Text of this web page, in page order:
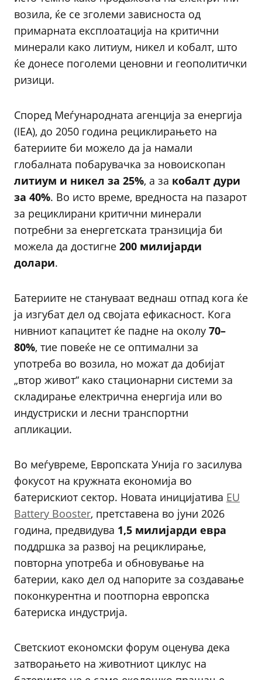
возила, ќе се зголеми зависноста од
примарната експлоатација на критични
минерали како литиум, никел и кобалт, што
ќе донесе поголеми ценовни и геополитички
ризици.
Според Меѓународната агенција за енергија
(IEA), до 2050 година рециклирањето на
батериите би можело да ја намали
глобалната побарувачка за новоископан
литиум и никел за 25%, а за кобалт дури
за 40%. Во исто време, вредноста на пазарот
за рециклирани критични минерали
потребни за енергетската транзиција би
можела да достигне 200 милијарди
долари.
Батериите не стануваат веднаш отпад кога ќе
ја изгубат дел од својата ефикасност. Кога
нивниот капацитет ќе падне на околу 70–
80%, тие повеќе не се оптимални за
употреба во возила, но можат да добијат
„втор живот“ како стационарни системи за
складирање електрична енергија или во
индустриски и лесни транспортни
апликации.
Во меѓувреме, Европската Унија го засилува
фокусот на кружната економија во
батерискиот сектор. Новата иницијатива EU
Battery Booster, претставена во јуни 2026
година, предвидува 1,5 милијарди евра
поддршка за развој на рециклирање,
повторна употреба и обновување на
батерии, како дел од напорите за создавање
поконкурентна и поотпорна европска
батериска индустрија.
Светскиот економски форум оценува дека
затворањето на животниот циклус на